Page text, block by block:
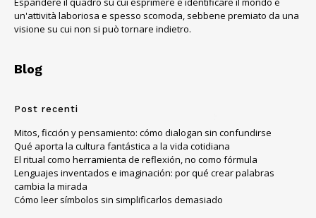
un'attività laboriosa e spesso scomoda, sebbene premiato da una
visione su cui non si può tornare indietro.
Blog
Post recenti
Mitos, ficción y pensamiento: cómo dialogan sin confundirse
Qué aporta la cultura fantástica a la vida cotidiana
El ritual como herramienta de reflexión, no como fórmula
Lenguajes inventados e imaginación: por qué crear palabras
cambia la mirada
Cómo leer símbolos sin simplificarlos demasiado